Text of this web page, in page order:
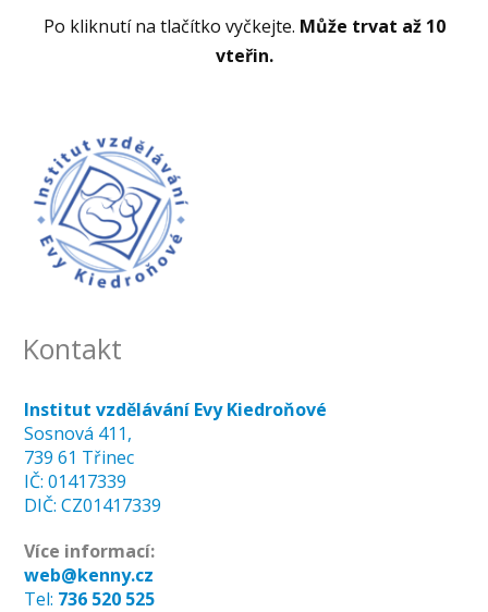
Po kliknutí na tlačítko vyčkejte. Může trvat až 10
vteřin.
Kontakt
Institut vzdělávání Evy Kiedroňové
Sosnová 411,
739 61 Třinec
IČ: 01417339
DIČ: CZ01417339
Více informací:
web@kenny.cz
Tel: 736 520 525